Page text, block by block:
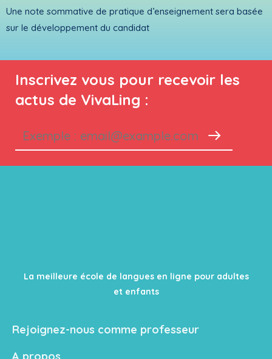
Une note sommative de pratique d’enseignement sera basée
sur le développement du candidat
Inscrivez vous pour recevoir les
actus de VivaLing :
La meilleure école de langues en ligne pour adultes
et enfants
Rejoignez-nous comme professeur